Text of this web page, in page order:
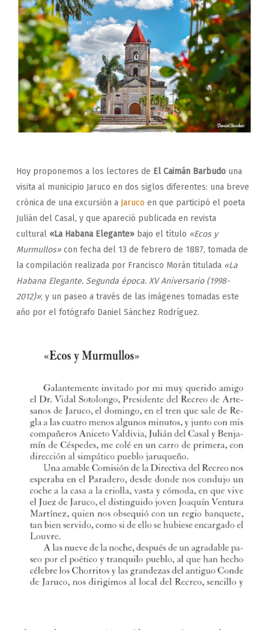
Hoy proponemos a los lectores de El Caimán Barbudo una
visita al municipio Jaruco en dos siglos diferentes: una breve
crónica de una excursión a Jaruco en que participó el poeta
Julián del Casal, y que apareció publicada en revista
cultural «La Habana Elegante»bajo el título «Ecos y
Murmullos» con fecha del 13 de febrero de 1887, tomada de
la compilación realizada por Francisco Morán titulada«La
Habana Elegante. Segunda época. XV Aniversario (1998-
2012)»; y un paseo a través de las imágenes tomadas este
año por el fotógrafo Daniel Sánchez Rodríguez.